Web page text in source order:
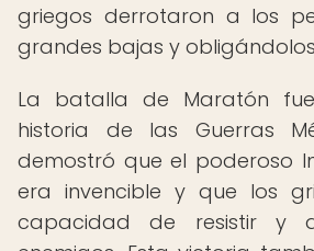
griegos derrotaron a los
grandes bajas y
La batalla de Maratón
historia de las Guerras
demostró que el poderoso
era invencible y que los
capacidad de resistir y